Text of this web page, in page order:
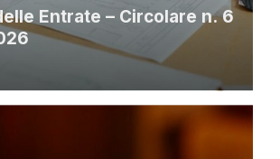
Entrate – Circolare n. 6